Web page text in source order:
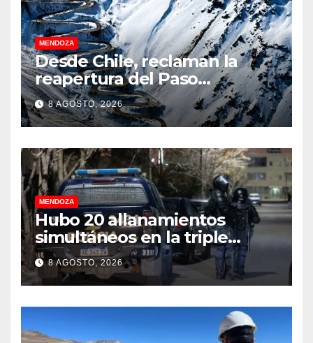
MENDOZA
Desde Chile, reclaman la
reapertura del Paso
Internacional Los
Libertadores: pérdidas
millonarias
8 AGOSTO, 2026
MENDOZA
Hubo 20 allanamientos
simultáneos en la triple
frontera de Luján, Maipú y
Godoy Cruz
8 AGOSTO, 2026